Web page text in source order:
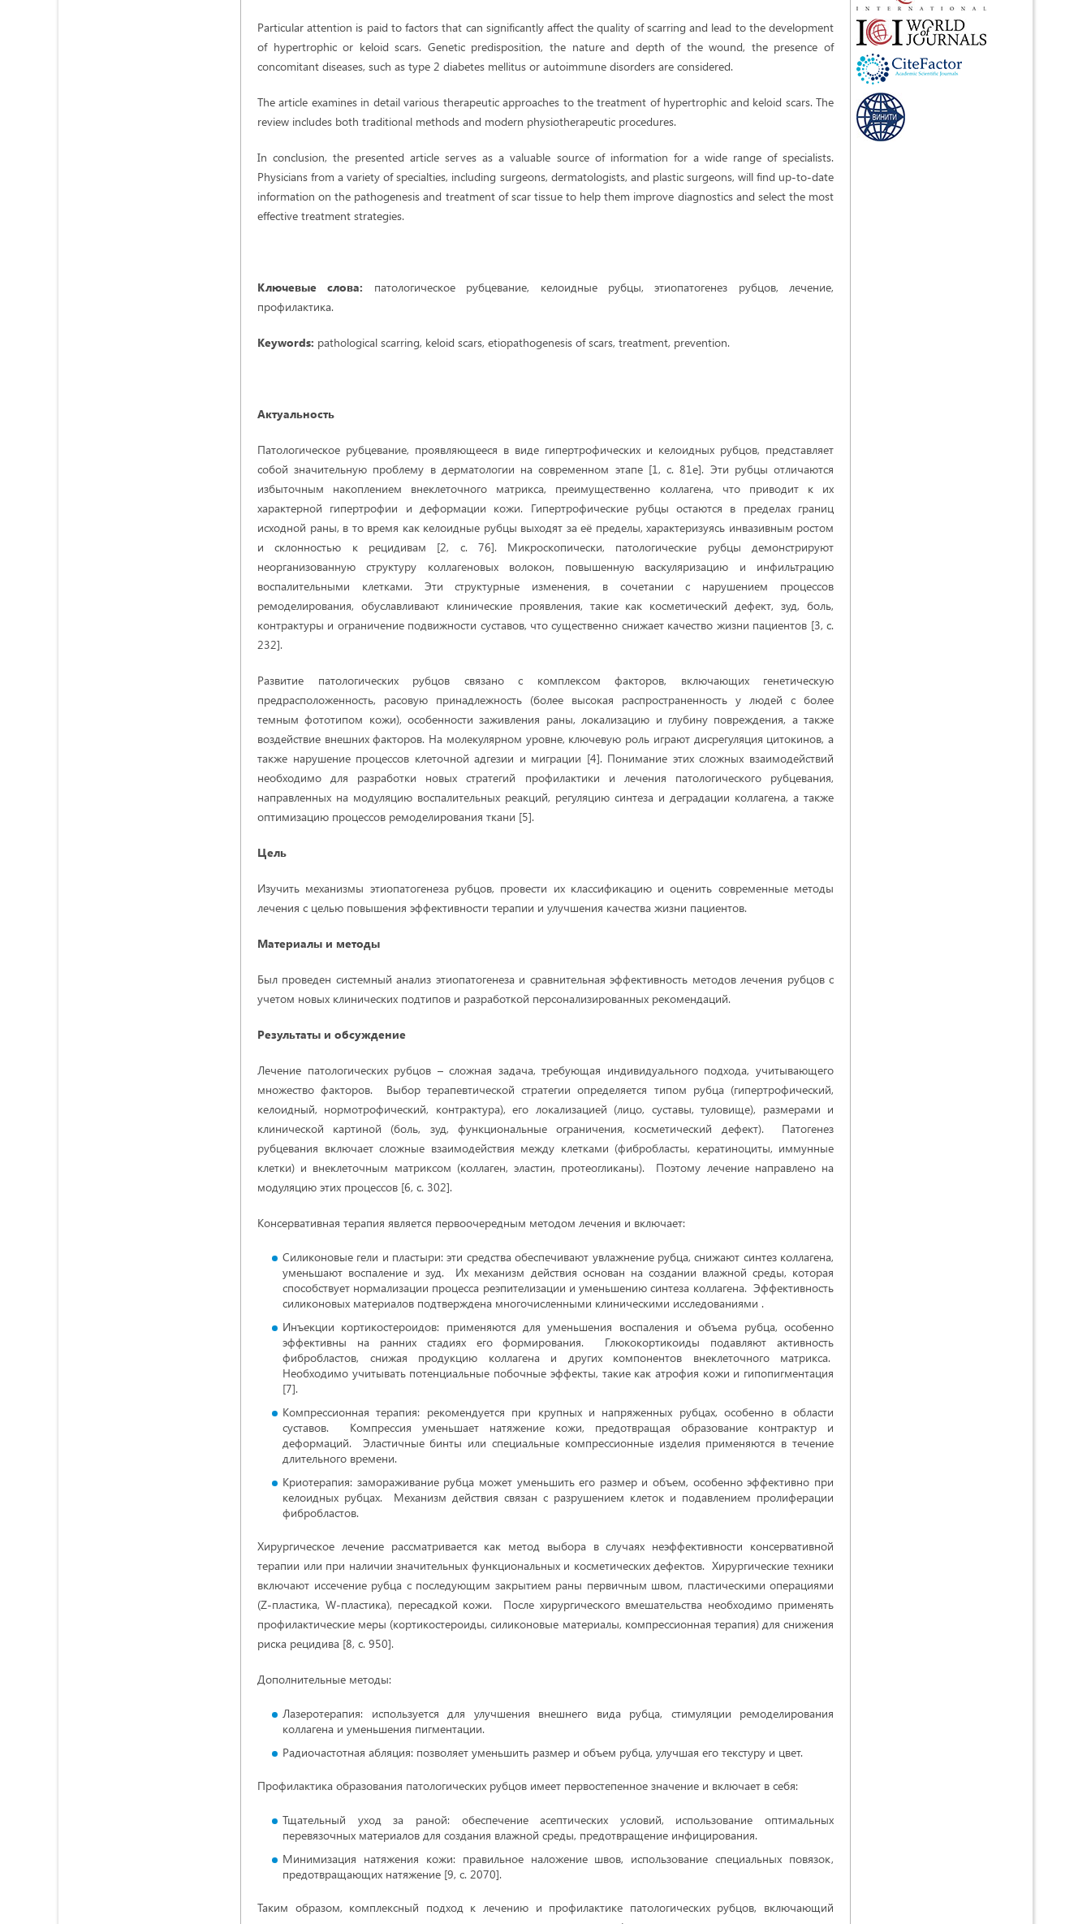
Particular attention is paid to factors that can significantly affect the quality of scarring and lead to the development
of hypertrophic or keloid scars. Genetic predisposition, the nature and depth of the wound, the presence of
concomitant diseases, such as type 2 diabetes mellitus or autoimmune disorders are considered.
The article examines in detail various therapeutic approaches to the treatment of hypertrophic and keloid scars. The
review includes both traditional methods and modern physiotherapeutic procedures.
In conclusion, the presented article serves as a valuable source of information for a wide range of specialists.
Physicians from a variety of specialties, including surgeons, dermatologists, and plastic surgeons, will find up-to-date
information on the pathogenesis and treatment of scar tissue to help them improve diagnostics and select the most
effective treatment strategies.
Ключевые слова: патологическое рубцевание, келоидные рубцы, этиопатогенез рубцов, лечение,
профилактика.
Keywords: pathological scarring, keloid scars, etiopathogenesis of scars, treatment, prevention.
Актуальность
Патологическое рубцевание, проявляющееся в виде гипертрофических и келоидных рубцов, представляет
собой значительную проблему в дерматологии на современном этапе [1, с. 81е]. Эти рубцы отличаются
избыточным накоплением внеклеточного матрикса, преимущественно коллагена, что приводит к их
характерной гипертрофии и деформации кожи. Гипертрофические рубцы остаются в пределах границ
исходной раны, в то время как келоидные рубцы выходят за её пределы, характеризуясь инвазивным ростом
и склонностью к рецидивам [2, с. 76]. Микроскопически, патологические рубцы демонстрируют
неорганизованную структуру коллагеновых волокон, повышенную васкуляризацию и инфильтрацию
воспалительными клетками. Эти структурные изменения, в сочетании с нарушением процессов
ремоделирования, обуславливают клинические проявления, такие как косметический дефект, зуд, боль,
контрактуры и ограничение подвижности суставов, что существенно снижает качество жизни пациентов [3, с.
232].
Развитие патологических рубцов связано с комплексом факторов, включающих генетическую
предрасположенность, расовую принадлежность (более высокая распространенность у людей с более
темным фототипом кожи), особенности заживления раны, локализацию и глубину повреждения, а также
воздействие внешних факторов. На молекулярном уровне, ключевую роль играют дисрегуляция цитокинов, а
также нарушение процессов клеточной адгезии и миграции [4]. Понимание этих сложных взаимодействий
необходимо для разработки новых стратегий профилактики и лечения патологического рубцевания,
направленных на модуляцию воспалительных реакций, регуляцию синтеза и деградации коллагена, а также
оптимизацию процессов ремоделирования ткани [5].
Цель
Изучить механизмы этиопатогенеза рубцов, провести их классификацию и оценить современные методы
лечения с целью повышения эффективности терапии и улучшения качества жизни пациентов.
Материалы и методы
Был проведен системный анализ этиопатогенеза и сравнительная эффективность методов лечения рубцов с
учетом новых клинических подтипов и разработкой персонализированных рекомендаций.
Результаты и обсуждение
Лечение патологических рубцов – сложная задача, требующая индивидуального подхода, учитывающего
множество факторов. Выбор терапевтической стратегии определяется типом рубца (гипертрофический,
келоидный, нормотрофический, контрактура), его локализацией (лицо, суставы, туловище), размерами и
клинической картиной (боль, зуд, функциональные ограничения, косметический дефект). Патогенез
рубцевания включает сложные взаимодействия между клетками (фибробласты, кератиноциты, иммунные
клетки) и внеклеточным матриксом (коллаген, эластин, протеогликаны). Поэтому лечение направлено на
модуляцию этих процессов [6, с. 302].
Консервативная терапия является первоочередным методом лечения и включает:
Силиконовые гели и пластыри: эти средства обеспечивают увлажнение рубца, снижают синтез коллагена,
уменьшают воспаление и зуд. Их механизм действия основан на создании влажной среды, которая
способствует нормализации процесса реэпителизации и уменьшению синтеза коллагена. Эффективность
силиконовых материалов подтверждена многочисленными клиническими исследованиями .
Инъекции кортикостероидов: применяются для уменьшения воспаления и объема рубца, особенно
эффективны на ранних стадиях его формирования. Глюкокортикоиды подавляют активность
фибробластов, снижая продукцию коллагена и других компонентов внеклеточного матрикса.
Необходимо учитывать потенциальные побочные эффекты, такие как атрофия кожи и гипопигментация
[7].
Компрессионная терапия: рекомендуется при крупных и напряженных рубцах, особенно в области
суставов. Компрессия уменьшает натяжение кожи, предотвращая образование контрактур и
деформаций. Эластичные бинты или специальные компрессионные изделия применяются в течение
длительного времени.
Криотерапия: замораживание рубца может уменьшить его размер и объем, особенно эффективно при
келоидных рубцах. Механизм действия связан с разрушением клеток и подавлением пролиферации
фибробластов.
Хирургическое лечение рассматривается как метод выбора в случаях неэффективности консервативной
терапии или при наличии значительных функциональных и косметических дефектов. Хирургические техники
включают иссечение рубца с последующим закрытием раны первичным швом, пластическими операциями
(Z-пластика, W-пластика), пересадкой кожи. После хирургического вмешательства необходимо применять
профилактические меры (кортикостероиды, силиконовые материалы, компрессионная терапия) для снижения
риска рецидива [8, с. 950].
Дополнительные методы:
Лазеротерапия: используется для улучшения внешнего вида рубца, стимуляции ремоделирования
коллагена и уменьшения пигментации.
Радиочастотная абляция: позволяет уменьшить размер и объем рубца, улучшая его текстуру и цвет.
Профилактика образования патологических рубцов имеет первостепенное значение и включает в себя:
Тщательный уход за раной: обеспечение асептических условий, использование оптимальных
перевязочных материалов для создания влажной среды, предотвращение инфицирования.
Минимизация натяжения кожи: правильное наложение швов, использование специальных повязок,
предотвращающих натяжение [9, с. 2070].
Таким образом, комплексный подход к лечению и профилактике патологических рубцов, включающий